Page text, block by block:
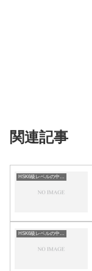
関連記事